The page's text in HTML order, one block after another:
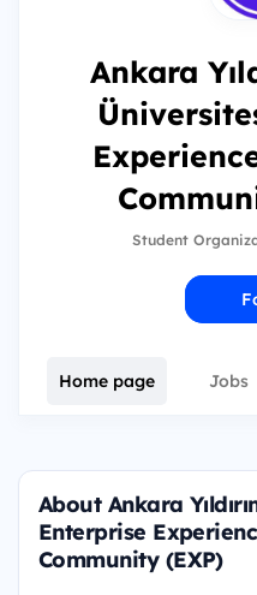
Ankara
Student
Home page Jobs
About Ankara
Enterprise
Community (EXP)